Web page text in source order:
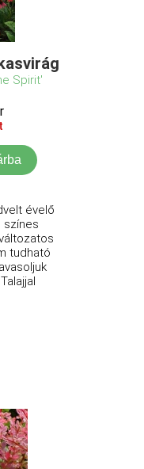
Spirit'
évelő
színes
tudható